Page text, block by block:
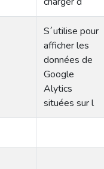
S´utilise pour
afficher les
données de
Google
Alytics
situées sur l